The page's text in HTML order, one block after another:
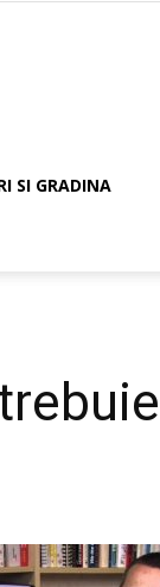
SI GRADINA